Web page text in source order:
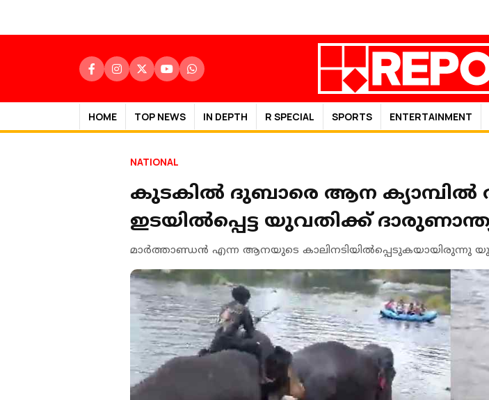
HOME TOP NEWS IN DEPTH R SPECIAL SPORTS ENTERTAINMENT
NATIONAL
കുടകില്‍ ദുബാരെ ആന ക്യാമ്പില്‍
ഇടയില്‍പ്പെട്ട യുവതിക്ക്
മാര്‍ത്താണ്ഡന്‍ എന്ന ആനയുടെ കാലിനടിയില്‍പ്പെടുകയായിരുന്നു